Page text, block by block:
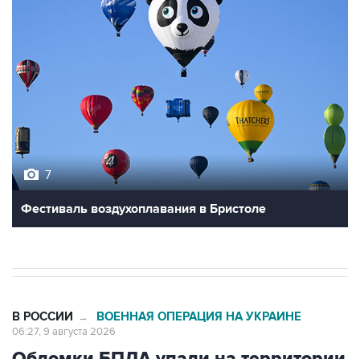
Фестиваль воздухоплавания в Бристоле
Обломки БПЛА упали на территории
двух предприятий в Новороссийске